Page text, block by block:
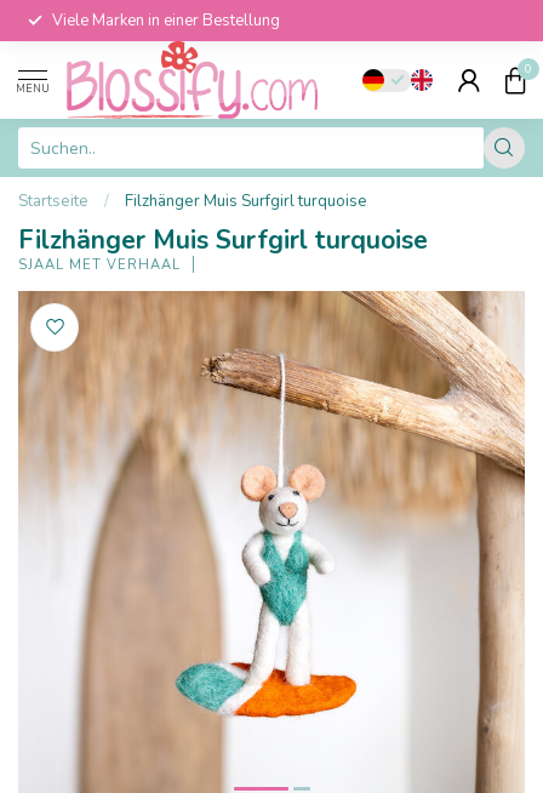
Viele Marken in einer Bestellung
MENU
0
Startseite / Filzhänger Muis Surfgirl turquoise
Filzhänger Muis Surfgirl turquoise
SJAAL MET VERHAAL